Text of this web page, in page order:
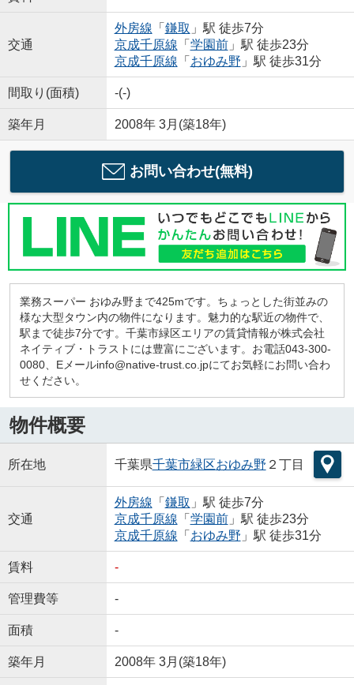
交通
外房線 「 鎌取 」駅 徒歩7分
京成千原線 「 学園前」駅 徒歩23分
京成千原線 「 おゆみ野 」駅 徒歩31分
間取り(面積) -(-)
築年月 2008年 3月(築18年)
お問い合わせ(無料)
業務スーパー おゆみ野まで425mです。ちょっとした街並みの
様な大型タウン内の物件になります。魅力的な駅近の物件で、
駅まで徒歩7分です。千葉市緑区エリアの賃貸情報が株式会社
ネイティブ・トラストには豊富にございます。お電話043-300-
0080、Eメールinfo@native-trust.co.jpにてお気軽にお問い合わ
せください。
物件概要
所在地 千葉県千葉市緑区おゆみ野 ２丁目
交通
外房線 「 鎌取 」駅 徒歩7分
京成千原線 「 学園前」駅 徒歩23分
京成千原線 「 おゆみ野 」駅 徒歩31分
賃料 -
管理費等 -
面積 -
築年月 2008年 3月(築18年)